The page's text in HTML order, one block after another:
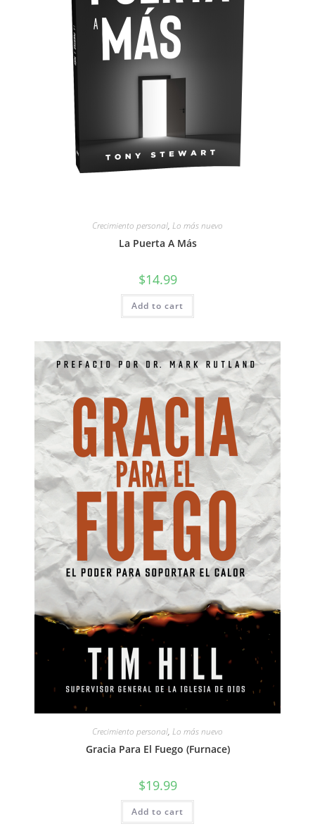
Crecimiento personal, Lo más nuevo
La Puerta A Más
$14.99
Add to cart
Crecimiento personal, Lo más nuevo
Gracia Para El Fuego (Furnace)
$19.99
Add to cart